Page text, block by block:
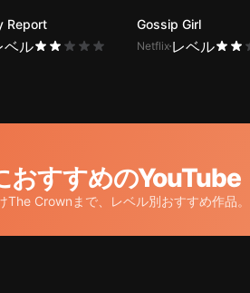
Report
ベル
Gossip Girl
Netflix レベル
おすすめの
Crownまで、レベル別おすすめ作品。